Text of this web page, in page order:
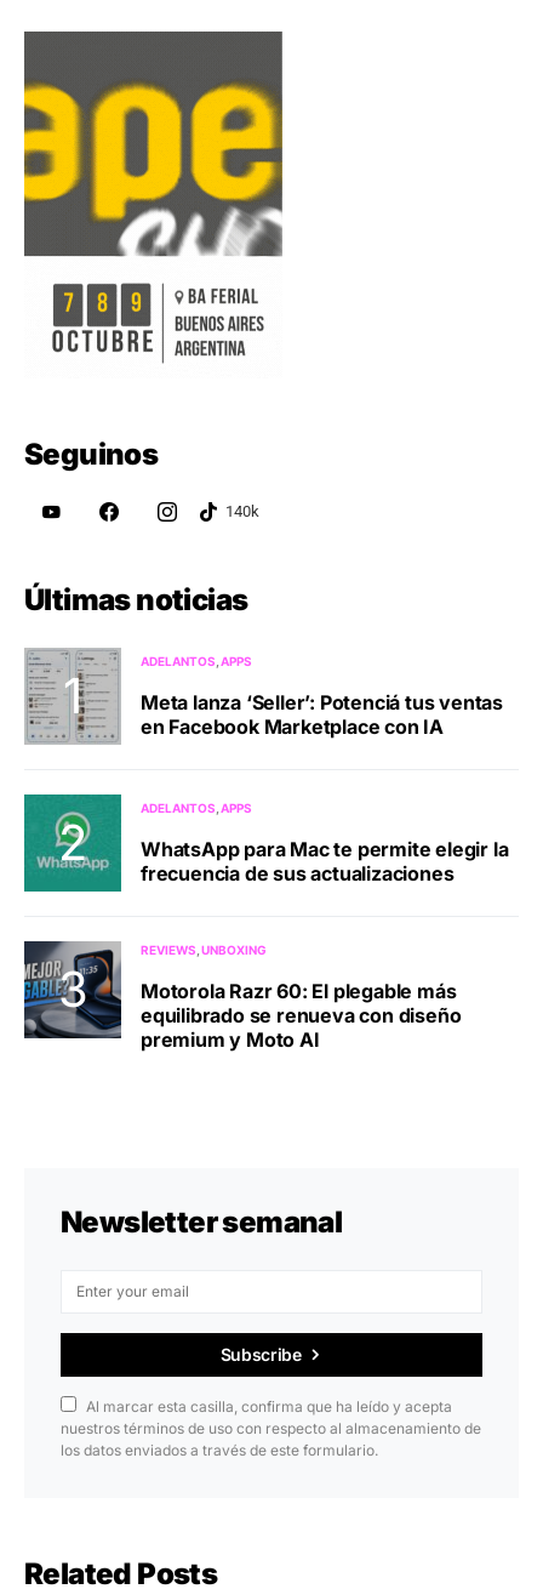
Seguinos
Últimas noticias
ADELANTOS APPS
Meta lanza ‘Seller’: Potenciá tus ventas
en Facebook Marketplace con IA
ADELANTOS APPS
WhatsApp para Mac te permite elegir la
frecuencia de sus actualizaciones
REVIEWS UNBOXING
Motorola Razr 60: El plegable más
equilibrado se renueva con diseño
premium y Moto AI
Newsletter semanal
Subscribe
Al marcar esta casilla, confirma que ha leído y acepta
nuestros términos de uso con respecto al almacenamiento de
los datos enviados a través de este formulario.
Related Posts